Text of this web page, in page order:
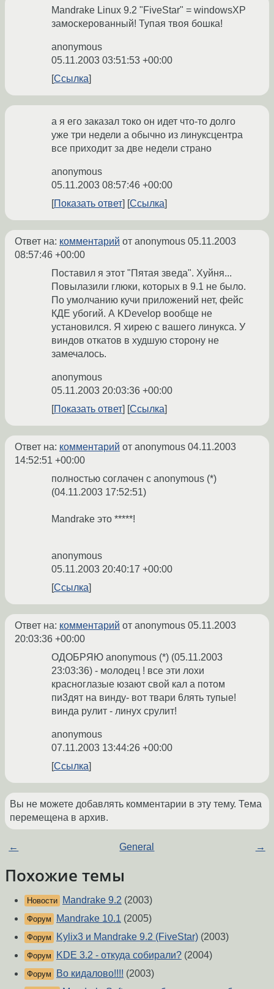
Mandrake Linux 9.2 "FiveStar" = windowsXP
замоскерованный! Тупая твоя бошка!
anonymous
05.11.2003 03:51:53 +00:00
Ссылка
а я его заказал токо он идет что-то долго
уже три недели а обычно из линуксцентра
все приходит за две недели страно
anonymous
05.11.2003 08:57:46 +00:00
Показать ответ
Ссылка
Ответ на: комментарий от anonymous 05.11.2003
08:57:46 +00:00
Поставил я этот "Пятая зведа". Хуйня...
Повылазили глюки, которых в 9.1 не было.
По умолчанию кучи приложений нет, фейс
КДЕ убогий. А KDevelop вообще не
установился. Я хирею с вашего линукса. У
виндов откатов в худшую сторону не
замечалось.
anonymous
05.11.2003 20:03:36 +00:00
Показать ответ
Ссылка
Ответ на: комментарий от anonymous 04.11.2003
14:52:51 +00:00
полностью соглачен с anonymous (*)
(04.11.2003 17:52:51)
Mandrake это *****!
anonymous
05.11.2003 20:40:17 +00:00
Ссылка
Ответ на: комментарий от anonymous 05.11.2003
20:03:36 +00:00
ОДОБРЯЮ anonymous (*) (05.11.2003
23:03:36) - молодец ! все эти лохи
красноглазые юзают свой кал а потом
пи3дят на винду- вот твари 6лять тупые!
винда рулит - линух срулит!
anonymous
07.11.2003 13:44:26 +00:00
Ссылка
Вы не можете добавлять комментарии в эту тему. Тема
перемещена в архив.
← General →
Похожие темы
Новости Mandrake 9.2 (2003)
Форум Mandrake 10.1 (2005)
Форум Kylix3 и Mandrake 9.2 (FiveStar) (2003)
Форум KDE 3.2 - откуда собирали? (2004)
Форум Во кидалово!!!! (2003)